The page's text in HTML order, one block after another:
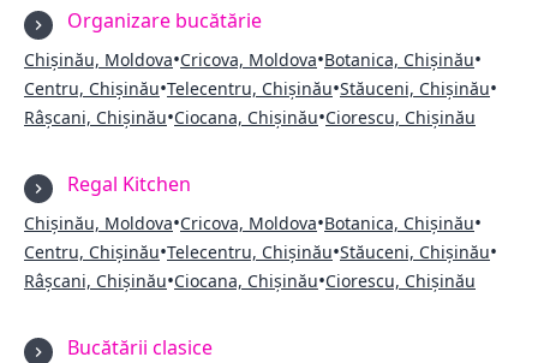
Organizare bucătărie
Chișinău, Moldova•Cricova, Moldova•Botanica, Chișinău•
Centru, Chișinău•Telecentru, Chișinău•Stăuceni, Chișinău•
Râșcani, Chișinău•Ciocana, Chișinău•Ciorescu, Chișinău
Regal Kitchen
Chișinău, Moldova•Cricova, Moldova•Botanica, Chișinău•
Centru, Chișinău•Telecentru, Chișinău•Stăuceni, Chișinău•
Râșcani, Chișinău•Ciocana, Chișinău•Ciorescu, Chișinău
Bucătării clasice